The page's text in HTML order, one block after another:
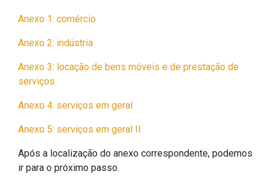
Anexo 1: comércio
Anexo 2: indústria
Anexo 3: locação de bens móveis e de prestação de
serviços
Anexo 4: serviços em geral
Anexo 5: serviços em geral II
Após a localização do anexo correspondente, podemos
ir para o próximo passo.